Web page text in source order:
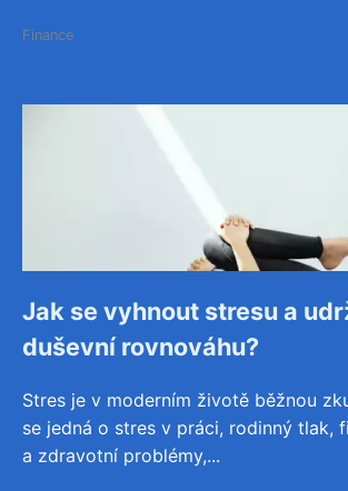
Finance
Jak se vyhnout stresu a
duševní rovnováhu?
Stres je v moderním životě běžnou
se jedná o stres v práci, rodinný tlak,
a zdravotní problémy,...